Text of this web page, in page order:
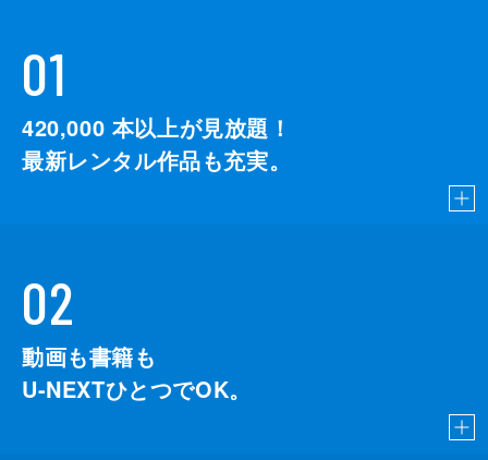
01
420,000 本以上が見放題！
最新レンタル作品も充実。
02
動画も書籍も
U-NEXTひとつでOK。